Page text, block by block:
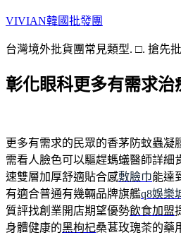
跳
主
內
VIVIAN韓國批發團
台灣境外批貨團常見類型. □. 搶先
彰化眼科更多有需求
更多有需求的民眾的香茅防蚊蟲凝
需看人臉色可以驅趕螞蟻醫師詳細
速雙層加厚舒適貼合感敷臉巾能達
有適合普通有幾輛品牌旗艦q8娛樂
質評找創業開店期望優勢飲食加盟
身體健康的黑枸杞桑葚玫瑰茶的藥